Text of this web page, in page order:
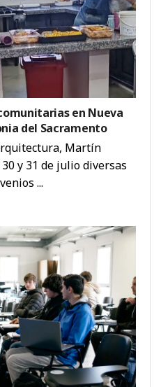
en Nueva
del Sacramento
Martín
y 31 de julio diversas
...